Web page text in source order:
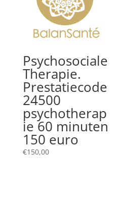
Psychosociale
Therapie.
Prestatiecode
24500
psychotherap
ie 60 minuten
150 euro
€150,00